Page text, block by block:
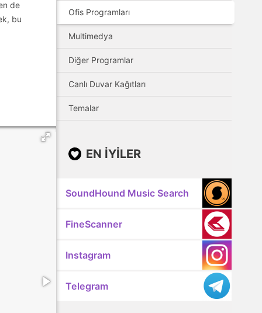
de
bu
Ofis Programları
Multimedya
Diğer Programlar
Canlı Duvar Kağıtları
Temalar
EN IYILER
SoundHound Music Search
FineScanner
Instagram
Telegram